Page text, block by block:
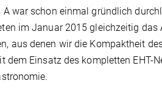
A war schon einmal gründlich
im Januar 2015 gleichzeitig das
aus denen wir die Kompaktheit
dem Einsatz des kompletten EHT-